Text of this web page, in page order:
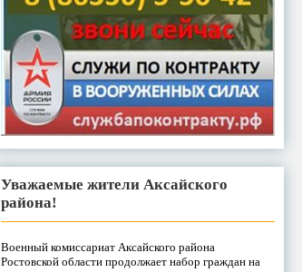
Уважаемые жители Аксайского
района!
Военный комиссариат Аксайского района
Ростовской области продолжает набор граждан на